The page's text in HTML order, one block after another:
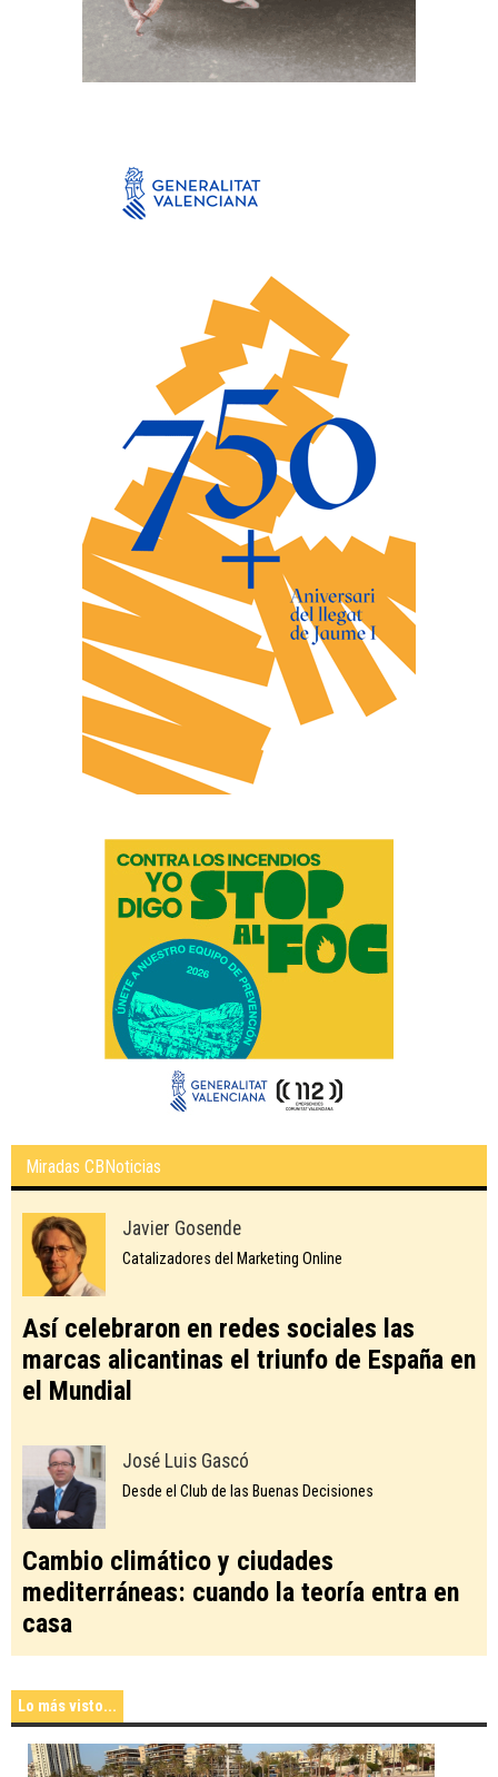
Miradas CBNoticias
Javier Gosende
Catalizadores del Marketing Online
Así celebraron en redes sociales las
marcas alicantinas el triunfo de España en
el Mundial
José Luis Gascó
Desde el Club de las Buenas Decisiones
Cambio climático y ciudades
mediterráneas: cuando la teoría entra en
casa
Lo más visto...